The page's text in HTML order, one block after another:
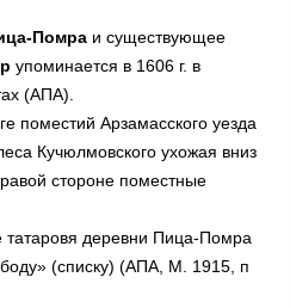
Помраи существующее
упоминается в 1606 г. в
(АПА).
поместий Арзамасского уезда
Кучюлмовского ухожая вниз
стороне поместные
татаровя деревни Пица-Помра
(списку) (АПА, М. 1915, п